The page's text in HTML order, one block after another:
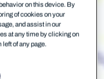
on this device. By
of cookies on your
and assist in our
at any time by clicking on
of any page.